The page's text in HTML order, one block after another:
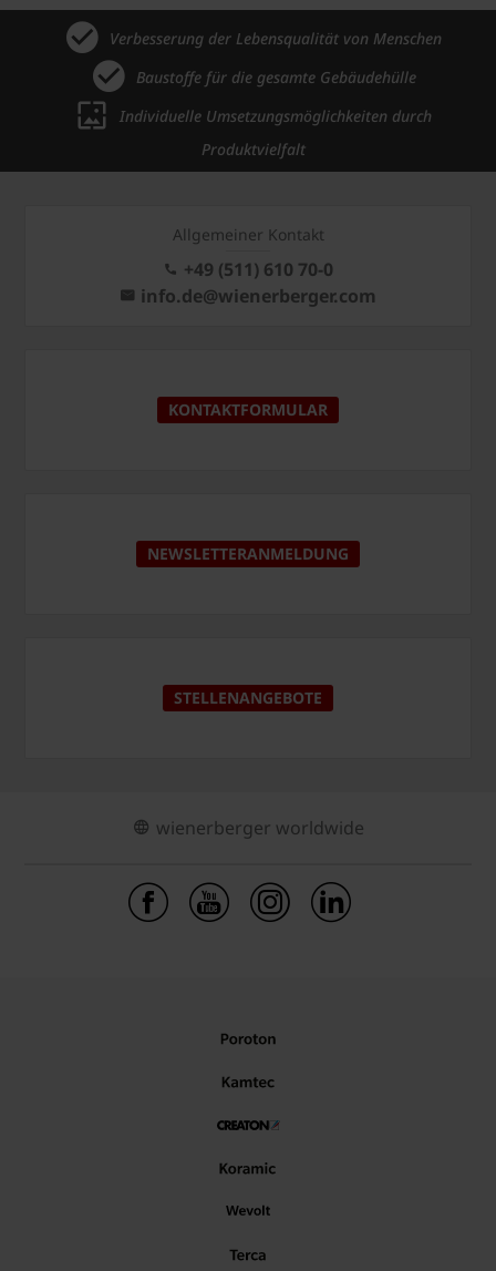
Verbesserung der Lebensqualität von Menschen
Baustoffe für die gesamte Gebäudehülle
Individuelle Umsetzungsmöglichkeiten durch
Produktvielfalt
Allgemeiner Kontakt
+49 (511) 610 70-0
info.de@wienerberger.com
KONTAKTFORMULAR
NEWSLETTERANMELDUNG
STELLENANGEBOTE
wienerberger worldwide